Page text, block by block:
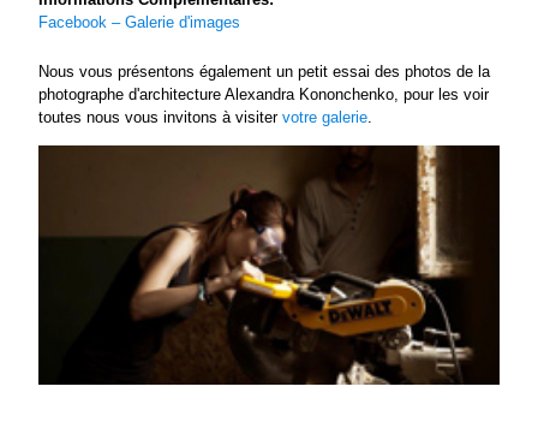
Facebook – Galerie d'images
Nous vous présentons également un petit essai des photos de la
photographe d'architecture Alexandra Kononchenko, pour les voir
toutes nous vous invitons à visiter votre galerie